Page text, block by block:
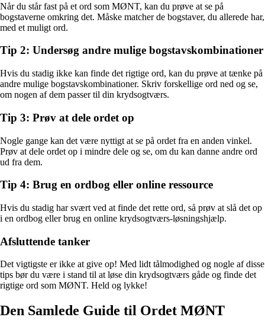
Når du står fast på et ord som MØNT, kan du prøve at se på
bogstaverne omkring det. Måske matcher de bogstaver, du allerede har,
med et muligt ord.
Tip 2: Undersøg andre mulige bogstavskombinationer
Hvis du stadig ikke kan finde det rigtige ord, kan du prøve at tænke på
andre mulige bogstavskombinationer. Skriv forskellige ord ned og se,
om nogen af dem passer til din krydsogtværs.
Tip 3: Prøv at dele ordet op
Nogle gange kan det være nyttigt at se på ordet fra en anden vinkel.
Prøv at dele ordet op i mindre dele og se, om du kan danne andre ord
ud fra dem.
Tip 4: Brug en ordbog eller online ressource
Hvis du stadig har svært ved at finde det rette ord, så prøv at slå det op
i en ordbog eller brug en online krydsogtværs-løsningshjælp.
Afsluttende tanker
Det vigtigste er ikke at give op! Med lidt tålmodighed og nogle af disse
tips bør du være i stand til at løse din krydsogtværs gåde og finde det
rigtige ord som MØNT. Held og lykke!
Den Samlede Guide til Ordet MØNT